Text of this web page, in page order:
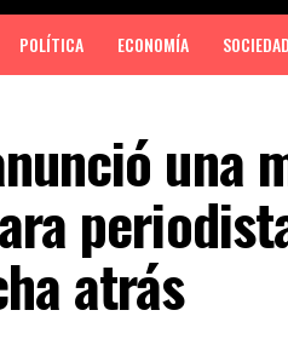
POLÍTICA ECONOMÍA SOCIEDAD
una
atrás